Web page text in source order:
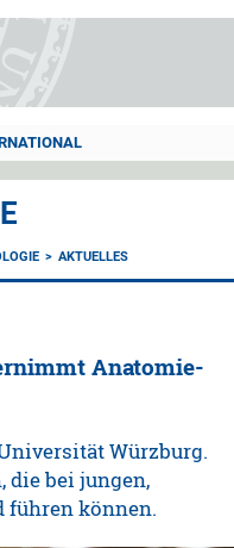
AKTUELLES
Anatomie-
Würzburg.
die bei jungen,
führen können.